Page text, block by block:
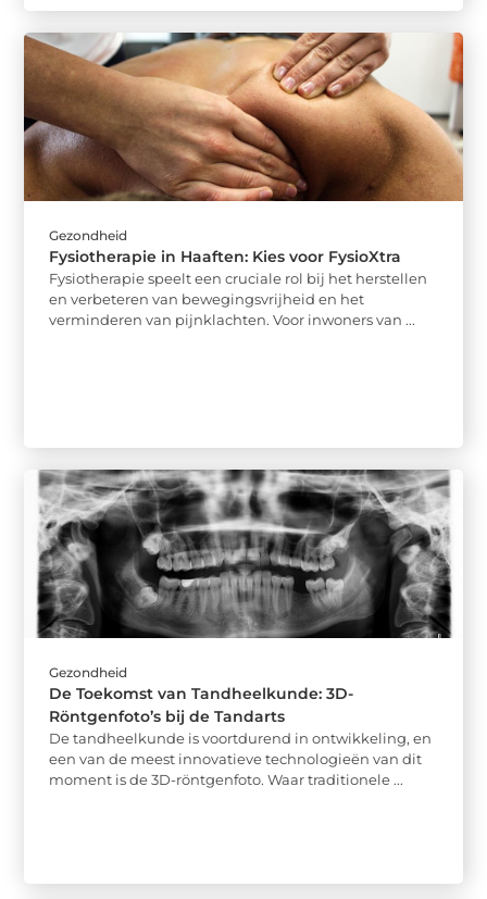
Gezondheid
Fysiotherapie in Haaften: Kies voor FysioXtra
Fysiotherapie speelt een cruciale rol bij het herstellen
en verbeteren van bewegingsvrijheid en het
verminderen van pijnklachten. Voor inwoners van ...
Gezondheid
De Toekomst van Tandheelkunde: 3D-
Röntgenfoto’s bij de Tandarts
De tandheelkunde is voortdurend in ontwikkeling, en
een van de meest innovatieve technologieën van dit
moment is de 3D-röntgenfoto. Waar traditionele ...